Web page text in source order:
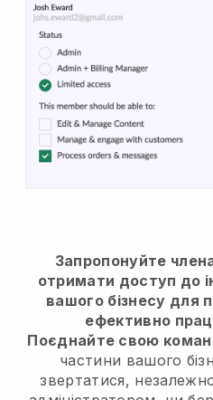
Запропонуйте
отримати доступ до
вашого бізнесу для
ефективно
Поєднайте свою
частини вашого
звертатися,